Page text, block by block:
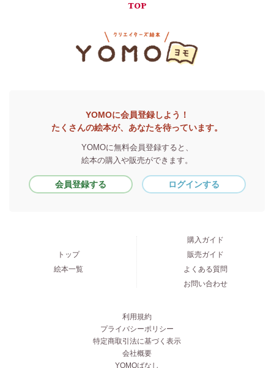
TOP
YOMOに会員登録しよう！
たくさんの絵本が、あなたを待っています。
YOMOに無料会員登録すると、
絵本の購入や販売ができます。
会員登録する ログインする
トップ
絵本一覧
購入ガイド
販売ガイド
よくある質問
お問い合わせ
利用規約
プライバシーポリシー
特定商取引法に基づく表示
会社概要
YOMOばなし